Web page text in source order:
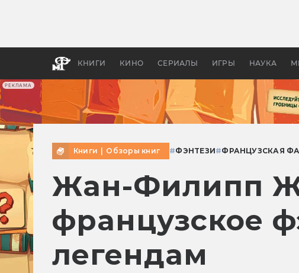
РЕКЛАМА
КНИГИ КИНО СЕРИАЛЫ ИГРЫ НАУКА
Книги Обзоры книг #ФЭНТЕЗИ#ФРАНЦУЗСКАЯ
Жан-Филипп
французское
легендам